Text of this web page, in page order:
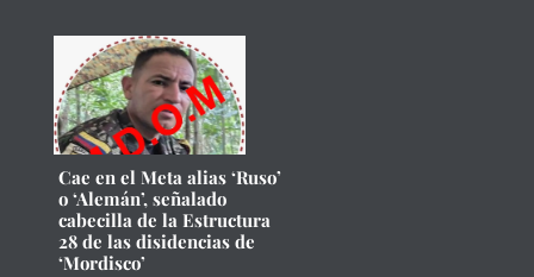
Cae en el Meta alias ‘Ruso’
o ‘Alemán’, señalado
cabecilla de la Estructura
28 de las disidencias de
‘Mordisco’